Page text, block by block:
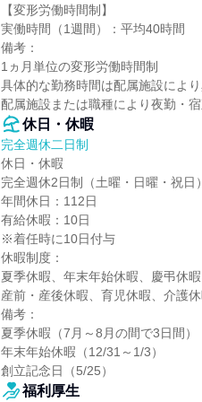
【変形労働時間制】
実働時間（1週間）：平均40時間
備考：
1ヵ月単位の変形労働時間制
具体的な勤務時間は配属施設によ
配属施設または職種により夜勤・
休日・休暇
完全週休二日制
休日・休暇
完全週休2日制（土曜・日曜・祝
年間休日：112日
有給休暇：10日
※着任時に10日付与
休暇制度：
夏季休暇、年末年始休暇、慶弔休暇
産前・産後休暇、育児休暇、介護
備考：
夏季休暇（7月～8月の間で3日間）
年末年始休暇（12/31～1/3）
創立記念日（5/25）
福利厚生